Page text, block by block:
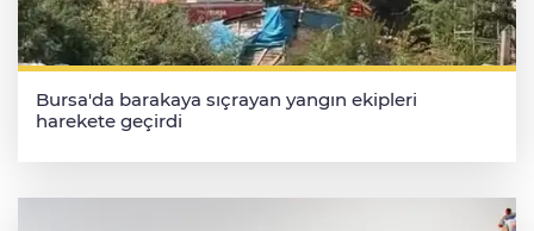
Bursa'da barakaya sıçrayan yangın ekipleri
harekete geçirdi